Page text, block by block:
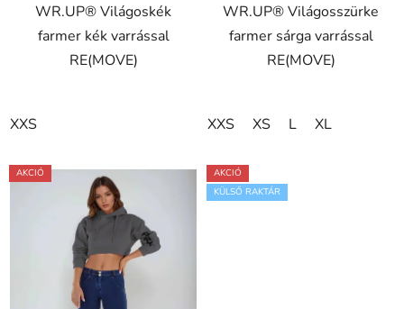
5,0
csillag.
WR.UP® Világoskék
farmer kék varrással
RE(MOVE)
XXS
WR.UP® Világosszürke
farmer sárga varrással
RE(MOVE)
XXS XS L XL
AKCIÓ
AKCIÓ
KÜLSŐ RAKTÁR